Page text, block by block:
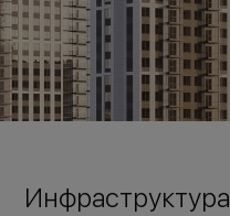
Инфраструктура